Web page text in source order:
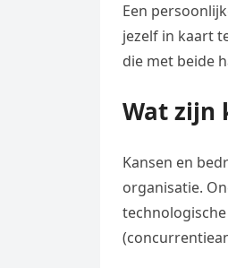
Een
jezelf in kaart
die met beide
Wat zijn
Kansen en
organisatie.